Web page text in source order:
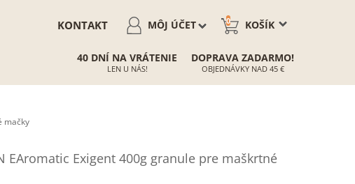
KOŠÍK
0
MÔJ ÚČET
KONTAKT
40 DNÍ NA VRÁTENIE
LEN U NÁS!
DOPRAVA ZADARMO!
OBJEDNÁVKY NAD 45 €
mačky
EAromatic Exigent 400g granule pre maškrtné